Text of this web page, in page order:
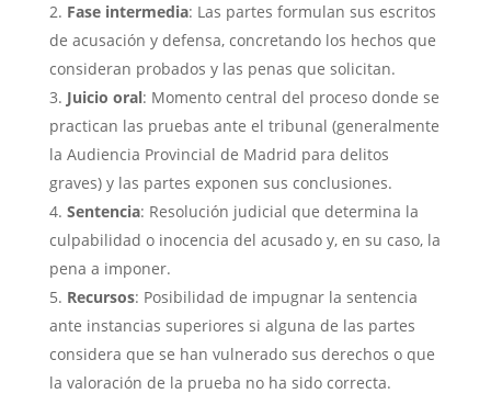
Fase intermedia: Las partes formulan sus escritos
de acusación y defensa, concretando los hechos que
consideran probados y las penas que solicitan.
Juicio oral: Momento central del proceso donde se
practican las pruebas ante el tribunal (generalmente
la Audiencia Provincial de Madrid para delitos
graves) y las partes exponen sus conclusiones.
Sentencia: Resolución judicial que determina la
culpabilidad o inocencia del acusado y, en su caso, la
pena a imponer.
Recursos: Posibilidad de impugnar la sentencia
ante instancias superiores si alguna de las partes
considera que se han vulnerado sus derechos o que
la valoración de la prueba no ha sido correcta.